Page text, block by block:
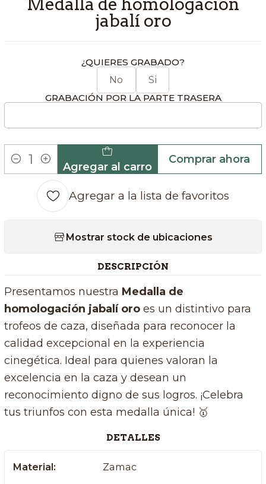
jabalí oro
¿QUIERES GRABADO?
No Si
GRABACIÓN POR LA PARTE TRASERA
Cantidad Agregar al carro
Comprar ahora
Agregar a la lista de favoritos
Mostrar stock de ubicaciones
DESCRIPCIÓN
Presentamos nuestra Medalla de
homologación jabalí oroes un distintivo para
trofeos de caza, diseñada para reconocer la
calidad excepcional en la experiencia
cinegética. Ideal para quienes valoran la
excelencia en la caza y desean un
reconocimiento digno de sus logros. ¡Celebra
tus triunfos con esta medalla única! 🥇
DETALLES
Material: Zamac